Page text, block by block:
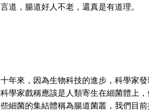
道，腸道好人不老，還真是有道理。
來，因為生物科技的進步，科學家發
學家戲稱應該是人類寄生在細菌體上
細菌的集結體稱為腸道菌叢，我們目